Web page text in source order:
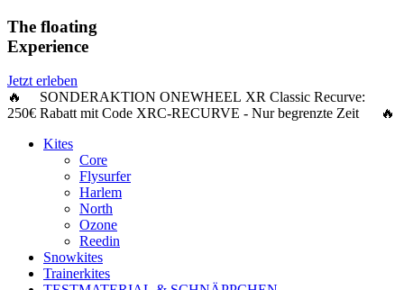
The floating
Experience
Jetzt erleben
🔥 SONDERAKTION ONEWHEEL XR Classic Recurve:
250€ Rabattmit Code XRC-RECURVE - Nur begrenzte Zeit 🔥
Kites
Core
Flysurfer
Harlem
North
Ozone
Reedin
Snowkites
Trainerkites